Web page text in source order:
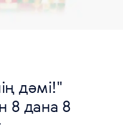
дәмі!"
8 дана 8